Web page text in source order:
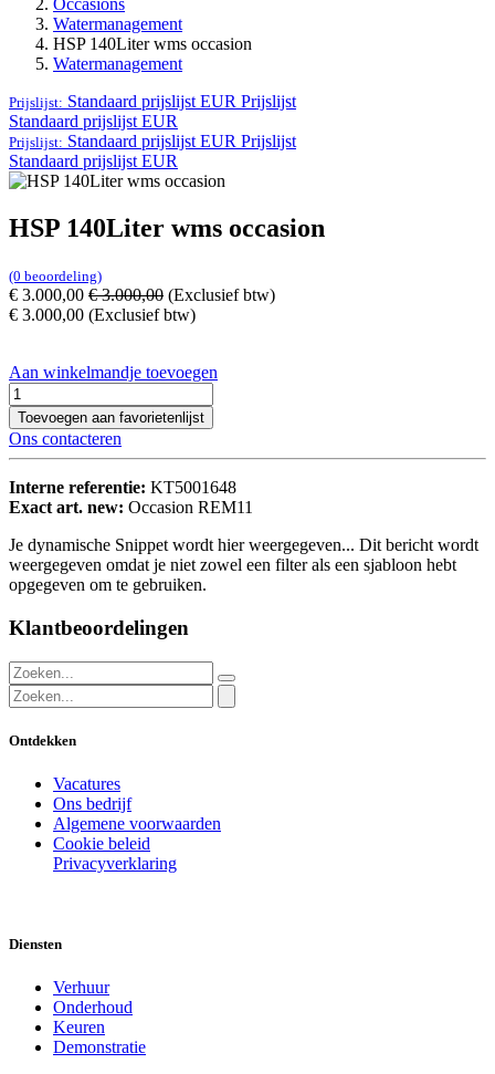
Occasions
Watermanagement
HSP 140Liter wms occasion
Watermanagement
Prijslijst: Standaard prijslijst EUR Prijslijst
Standaard prijslijst EUR
Prijslijst: Standaard prijslijst EUR Prijslijst
Standaard prijslijst EUR
HSP 140Liter wms occasion
(0 beoordeling)
€ 3.000,00 €3.000,00 (Exclusief btw)
€ 3.000,00 (Exclusief btw)
Aan winkelmandje toevoegen
Toevoegen aan favorietenlijst
Ons contacteren
Interne referentie: KT5001648
Exact art. new: Occasion REM11
Je dynamische Snippet wordt hier weergegeven... Dit bericht wordt
weergegeven omdat je niet zowel een filter als een sjabloon hebt
opgegeven om te gebruiken.
Klantbeoordelingen
Ontdekken
Vacatures
Ons bedrijf
Algemene voorwaarden
Cookie beleid
Privacyverklaring
Diensten
Verhuur
Onderhoud
Keuren
Demonstratie